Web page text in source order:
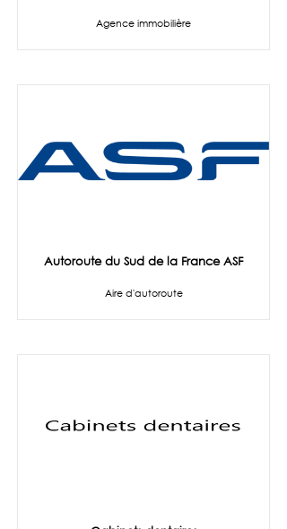
Agence immobilière
Autoroute du Sud de la France ASF
Aire d'autoroute